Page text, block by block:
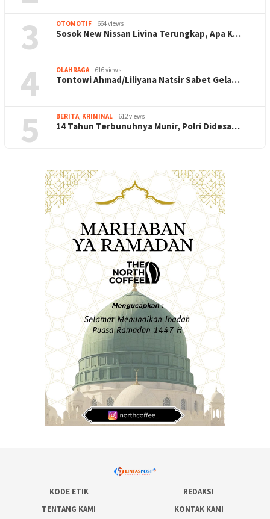
3 OTOMOTIF 664 views
Sosok New Nissan Livina Terungkap, Apa K…
4 OLAHRAGA 616 views
Tontowi Ahmad/Liliyana Natsir Sabet Gela…
5 BERITA, KRIMINAL 612 views
14 Tahun Terbunuhnya Munir, Polri Didesa…
KODE ETIK
REDAKSI
TENTANG KAMI
KONTAK KAMI